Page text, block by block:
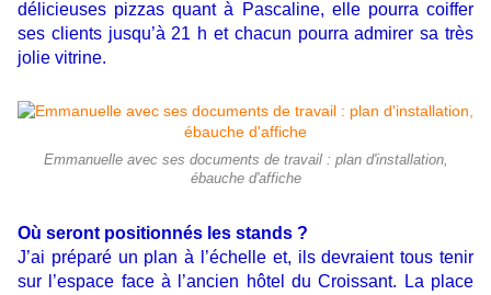
délicieuses pizzas quant à Pascaline, elle pourra coiffer
ses clients jusqu’à 21 h et chacun pourra admirer sa très
jolie vitrine.
Emmanuelle avec ses documents de travail : plan d'installation,
ébauche d'affiche
Où seront positionnés les stands ?
J’ai préparé un plan à l’échelle et, ils devraient tous tenir
sur l’espace face à l’ancien hôtel du Croissant. La place